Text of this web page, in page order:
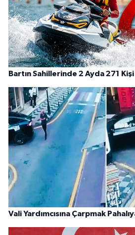
Bartın Sahillerinde 2 Ayda 271
Vali Yardımcısına Çarpmak